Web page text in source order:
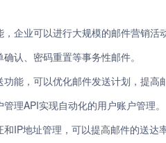
企业可以进行大规模的邮件营销活
认、密码重置等事务性邮件。
能，可以优化邮件发送计划，提高
理API实现自动化的用户账户管理。
IP地址管理，可以提高邮件的送达